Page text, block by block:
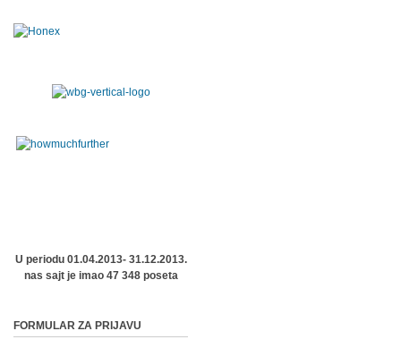
U periodu 01.04.2013- 31.12.2013.
nas sajt je imao 47 348 poseta
FORMULAR ZA PRIJAVU